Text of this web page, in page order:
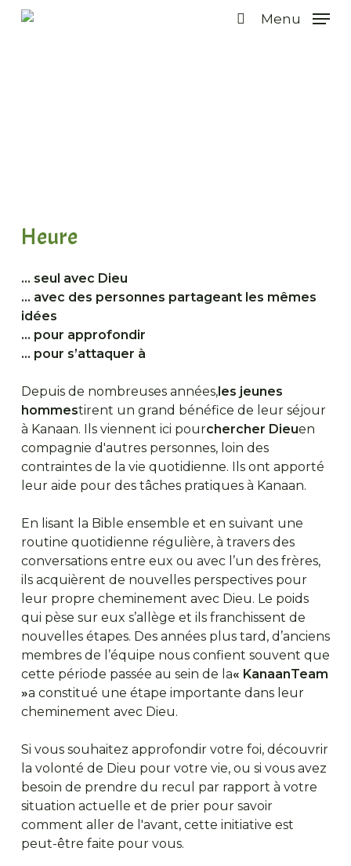
Skip
Menu
Heure
… seul avec Dieu
… avec des personnes partageant les mêmes
idées
… pour approfondir
… pour s’attaquer à
Depuis de nombreuses années,les jeunes
hommestirent un grand bénéfice de leur séjour
à Kanaan. Ils viennent ici pourchercher Dieuen
compagnie d'autres personnes, loin des
contraintes de la vie quotidienne. Ils ont apporté
leur aide pour des tâches pratiques à Kanaan.
En lisant la Bible ensemble et en suivant une
routine quotidienne régulière, à travers des
conversations entre eux ou avec l’un des frères,
ils acquièrent de nouvelles perspectives pour
leur propre cheminement avec Dieu. Le poids
qui pèse sur eux s’allège et ils franchissent de
nouvelles étapes. Des années plus tard, d’anciens
membres de l’équipe nous confient souvent que
cette période passée au sein de la« KanaanTeam
»a constitué une étape importante dans leur
cheminement avec Dieu.
Si vous souhaitez approfondir votre foi, découvrir
la volonté de Dieu pour votre vie, ou si vous avez
besoin de prendre du recul par rapport à votre
situation actuelle et de prier pour savoir
comment aller de l'avant, cette initiative est
peut-être faite pour vous.